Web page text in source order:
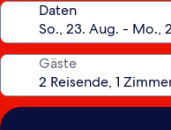
Daten
Gäste